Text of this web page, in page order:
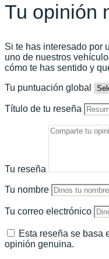
Tu opinión
Si te has interesado por
uno de nuestros
cómo te has sentido y
Tu puntuación global
Título de tu reseña
Tu reseña
Tu nombre
Tu correo electrónico
Esta reseña se basa
opinión genuina.